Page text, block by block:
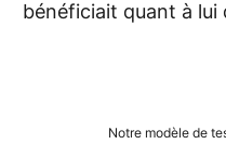
bénéficiait quant à lui
Notre modèle de